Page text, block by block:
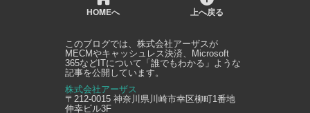
HOMEへ 上へ戻る
このブログでは、 株式会社アーザス が
MECMやキャッシュレス決済、Microsoft
365などITについて「誰でもわかる」ような
記事を公開しています。
株式会社アーザス
〒212-0015 神奈川県 川崎市幸区柳町1番地
伸幸ビル3F